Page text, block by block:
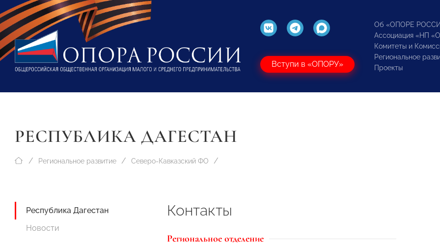
Вступи в «ОПОРУ»
Об «ОПОРЕ
Ассоциация «НП
Комитеты и
Региональное
Проекты
РЕСПУБЛИКА ДАГЕСТАН
Региональное развитие Северо-Кавказский ФО
Республика Дагестан
Новости
Контакты
Региональное отделение